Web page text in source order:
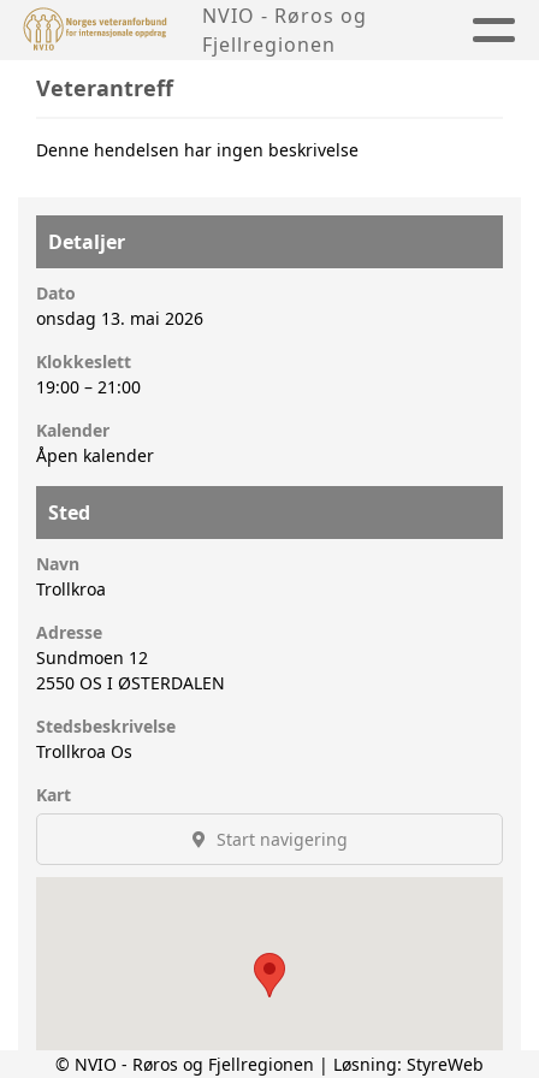
NVIO - Røros og
Fjellregionen
Veterantreff
Denne hendelsen har ingen beskrivelse
Detaljer
Dato
onsdag 13. mai 2026
Klokkeslett
19:00 – 21:00
Kalender
Åpen kalender
Sted
Navn
Trollkroa
Adresse
Sundmoen 12
2550 OS I ØSTERDALEN
Stedsbeskrivelse
Trollkroa Os
Kart
Start navigering
© NVIO - Røros og Fjellregionen | Løsning: StyreWeb